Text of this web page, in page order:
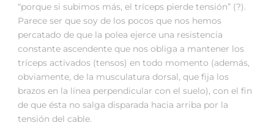
“porque si subimos más, el tríceps pierde tensión” (?).
Parece ser que soy de los pocos que nos hemos
percatado de que la polea ejerce una resistencia
constante ascendente que nos obliga a mantener los
tríceps activados (tensos) en todo momento (además,
obviamente, de la musculatura dorsal, que fija los
brazos en la línea perpendicular con el suelo), con el fin
de que ésta no salga disparada hacia arriba por la
tensión del cable.